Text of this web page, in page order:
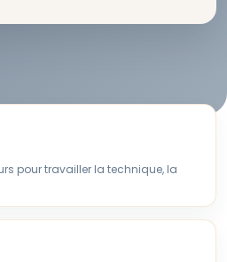
pour travailler la technique, la